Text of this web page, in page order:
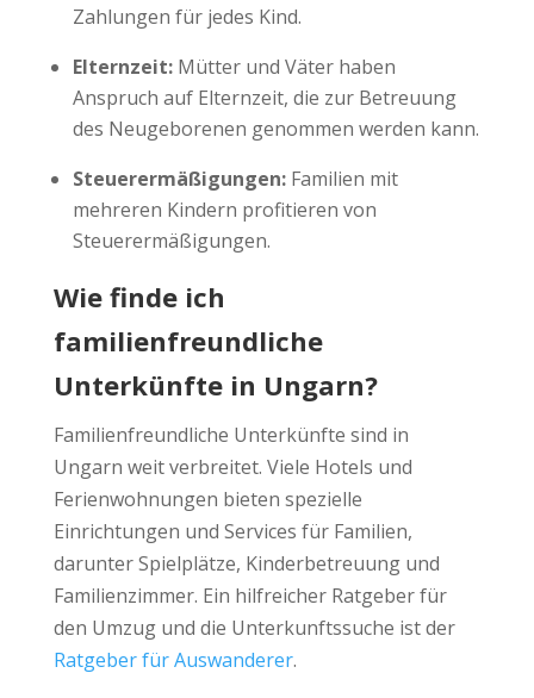
Zahlungen für jedes Kind.
Elternzeit:Mütter und Väter haben
Anspruch auf Elternzeit, die zur Betreuung
des Neugeborenen genommen werden kann.
Steuerermäßigungen:Familien mit
mehreren Kindern profitieren von
Steuerermäßigungen.
Wie finde ich
familienfreundliche
Unterkünfte in Ungarn?
Familienfreundliche Unterkünfte sind in
Ungarn weit verbreitet. Viele Hotels und
Ferienwohnungen bieten spezielle
Einrichtungen und Services für Familien,
darunter Spielplätze, Kinderbetreuung und
Familienzimmer. Ein hilfreicher Ratgeber für
den Umzug und die Unterkunftssuche ist der
Ratgeber für Auswanderer.